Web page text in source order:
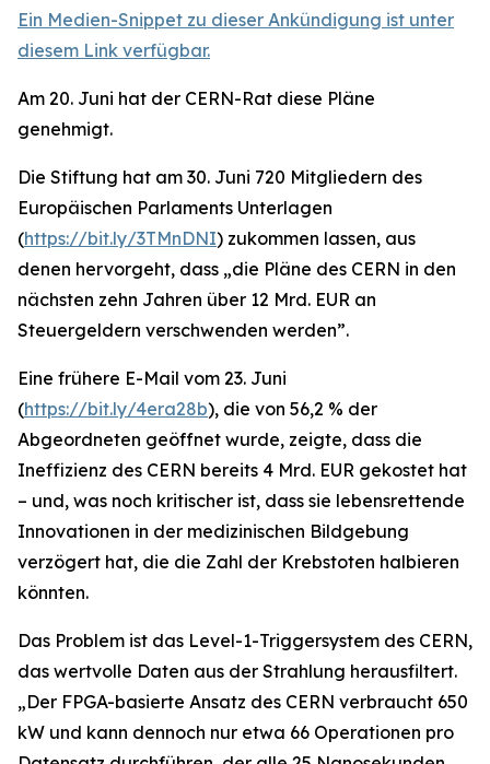
Ein Medien-Snippet zu dieser Ankündigung ist unter
diesem Link verfügbar.
Am 20. Juni hat der CERN-Rat diese Pläne
genehmigt.
Die Stiftung hat am 30. Juni 720 Mitgliedern des
Europäischen Parlaments Unterlagen
(https://bit.ly/3TMnDNI) zukommen lassen, aus
denen hervorgeht, dass „die Pläne des CERN in den
nächsten zehn Jahren über 12 Mrd. EUR an
Steuergeldern verschwenden werden”.
Eine frühere E-Mail vom 23. Juni
(https://bit.ly/4era28b), die von 56,2 % der
Abgeordneten geöffnet wurde, zeigte, dass die
Ineffizienz des CERN bereits 4 Mrd. EUR gekostet hat
– und, was noch kritischer ist, dass sie lebensrettende
Innovationen in der medizinischen Bildgebung
verzögert hat, die die Zahl der Krebstoten halbieren
könnten.
Das Problem ist das Level-1-Triggersystem des CERN,
das wertvolle Daten aus der Strahlung herausfiltert.
„Der FPGA-basierte Ansatz des CERN verbraucht 650
kW und kann dennoch nur etwa 66 Operationen pro